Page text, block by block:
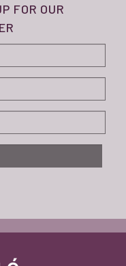
FOR OUR